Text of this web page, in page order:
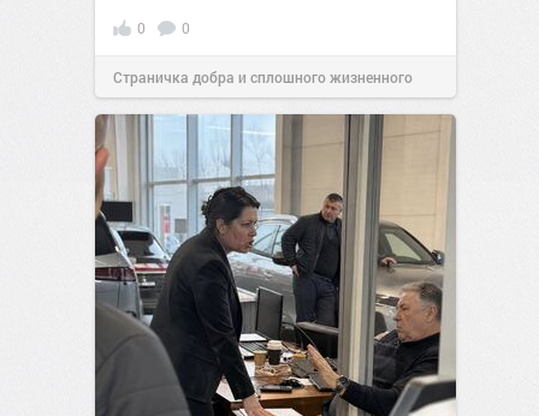
0 0
Страничка добра и сплошного жизненного
позитива!17:38Вчера